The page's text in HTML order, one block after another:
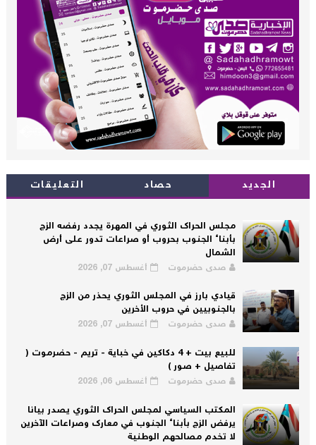
الجديد حصاد التعليقات
مجلس الحراك الثوري في المهرة يجدد رفضه الزج
بأبناء الجنوب بحروب أو صراعات تدور على أرض
الشمال
صدى حضرموت أغسطس 07, 2026
قيادي بارز في المجلس الثوري يحذر من الزج
بالجنوبيين في حروب الأخرين
صدى حضرموت أغسطس 07, 2026
للبيع بيت + 4 دكاكين في خباية - تريم - حضرموت (
تفاصيل + صور )
صدى حضرموت أغسطس 06, 2026
المكتب السياسي لمجلس الحراك الثوري يصدر بيانا
يرفض الزج بأبناء الجنوب في معارك وصراعات الآخرين
لا تخدم مصالحهم الوطنية